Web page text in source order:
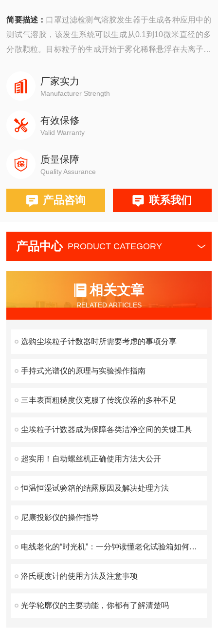
简要描述： 口罩过滤检测气溶胶发生器于生成各种应用中的
测试气溶胶，该发生系统可以生成从0.1到10微米直径的多
分散颗粒。目标粒子的生成开始于雾化稀释悬浮在去离子水
储存罐内，再用经过干燥，过滤的压缩空气去雾化混合物形
成液滴雾，然后通过膜空气干燥器，使水汽蒸发得到干气溶
厂家实力
Manufacturer Strength
有效保修
Valid Warranty
质量保障
Quality Assurance
产品咨询 联系我们
产品中心 PRODUCT CATEGORY
相关文章
RELATED ARTICLES
选购尘埃粒子计数器时所需要考虑的事项分享
手持式光谱仪的原理与实验操作指南
三丰表面粗糙度仪克服了传统仪器的多种不足
尘埃粒子计数器成为保障各类洁净空间的关键工具
超实用！自动螺丝机正确使用方法大公开
恒温恒湿试验箱的结露原因及解决处理方法
尼康投影仪的操作指导
电线老化的“时光机”：一分钟读懂老化试验箱如何工作
洛氏硬度计的使用方法及注意事项
光学轮廓仪的主要功能，你都有了解清楚吗